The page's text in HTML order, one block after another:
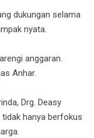
dukungan selama
nyata.
anggaran.
Anhar.
Drg. Deasy
tidak hanya berfokus